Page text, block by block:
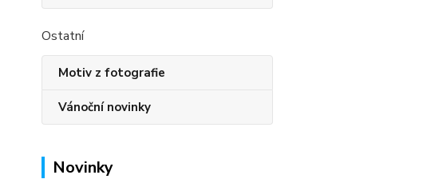
Ostatní
Motiv z fotografie
Vánoční novinky
Novinky